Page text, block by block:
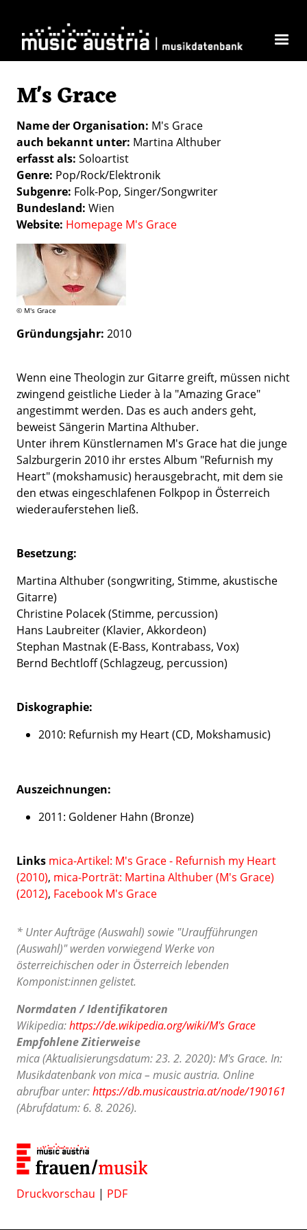
M's Grace
Name der Organisation M's Grace
auch bekannt unter Martina Althuber
erfasst als Soloartist
Genre Pop/Rock/Elektronik
Subgenre Folk-Pop Singer/Songwriter
Bundesland Wien
Website Homepage M's Grace
© M's Grace
Gründungsjahr: 2010
Wenn eine Theologin zur Gitarre greift, müssen nicht
zwingend geistliche Lieder à la "Amazing Grace"
angestimmt werden. Das es auch anders geht,
beweist Sängerin Martina Althuber.
Unter ihrem Künstlernamen M's Grace hat die junge
Salzburgerin 2010 ihr erstes Album "Refurnish my
Heart" (mokshamusic) herausgebracht, mit dem sie
den etwas eingeschlafenen Folkpop in Österreich
wiederauferstehen ließ.
Besetzung:
Martina Althuber (songwriting, Stimme, akustische
Gitarre)
Christine Polacek (Stimme, percussion)
Hans Laubreiter (Klavier, Akkordeon)
Stephan Mastnak (E-Bass, Kontrabass, Vox)
Bernd Bechtloff (Schlagzeug, percussion)
Diskographie:
2010: Refurnish my Heart (CD, Mokshamusic)
Auszeichnungen:
2011: Goldener Hahn (Bronze)
Links mica-Artikel: M's Grace - Refurnish my Heart
(2010), mica-Porträt: Martina Althuber (M's Grace)
(2012), Facebook M's Grace
* Unter Aufträge (Auswahl) sowie "Uraufführungen
(Auswahl)" werden vorwiegend Werke von
österreichischen oder in Österreich lebenden
Komponist:innen gelistet.
Normdaten / Identifikatoren
Wikipedia:https://de.wikipedia.org/wiki/M's Grace
Empfohlene Zitierweise
mica (Aktualisierungsdatum: 23. 2. 2020): M's Grace. In:
Musikdatenbank von mica – music austria. Online
abrufbar unter:https://db.musicaustria.at/node/190161
(Abrufdatum: 6. 8. 2026).
Druckvorschau | PDF